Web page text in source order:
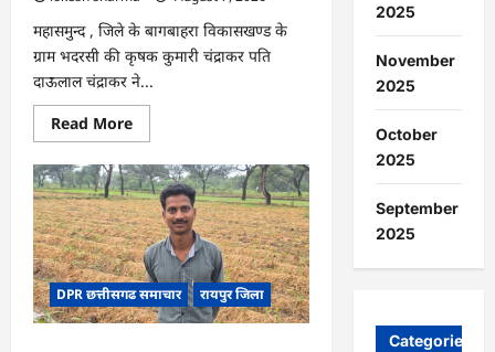
जाएगा
महासमुन्द , जिले के बागबाहरा विकासखण्ड के
ग्राम भदरसी की कृषक कुमारी चंद्राकर पति
दाऊलाल चंद्राकर ने...
Read MoreRead
more
CG
:
गेंदे
की
खेती
से
कुमारी
चंद्राकर
ने
बढ़ाई
अपनी
DPR छत्तीसगढ समाचार रायपुर जिला
2025
November
2025
October
2025
September
2025
Categories